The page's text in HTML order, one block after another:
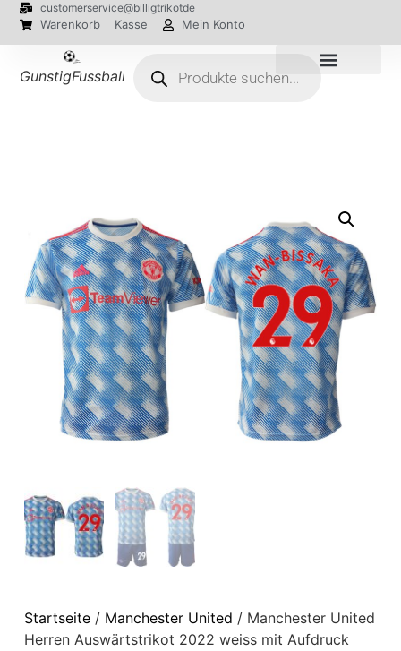
customerservice@billigtrikotde
Warenkorb Kasse Mein Konto
GunstigFussballTrikot
Startseite/ Manchester United / Manchester United
Herren Auswärtstrikot 2022 weiss mit Aufdruck